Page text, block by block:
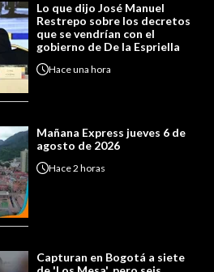
Lo que dijo José Manuel
Restrepo sobre los decretos
que se vendrían con el
gobierno de De la Espriella
Haceuna hora
Mañana Express jueves 6 de
agosto de 2026
Hace2 horas
Capturan en Bogotá a siete